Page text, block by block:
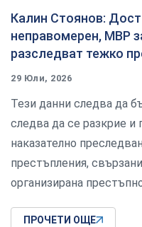
Калин Стоянов:
неправомерен, МВР
разследват тежко
29 Юли, 2026
Тези данни следва да
следва да се разкрие и
наказателно
престъпления,
организирана
ПРОЧЕТИ ОЩЕ